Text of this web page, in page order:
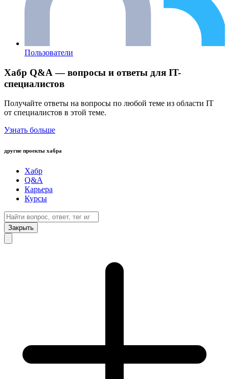
Пользователи
Хабр Q&A — вопросы и ответы для IT-
специалистов
Получайте ответы на вопросы по любой теме из области IT
от специалистов в этой теме.
Узнать больше
другие проекты хабра
Хабр
Q&A
Карьера
Курсы
Закрыть